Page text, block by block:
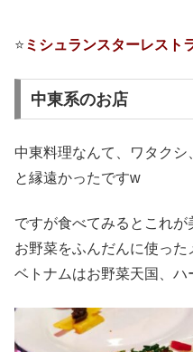
らずお受けしておりませぬ
⭐️ ミシュランスターレスト
中東系のお店
中東料理なんて、ワタク
と縁遠かったですw
ですが食べてみるとこれが
お野菜をふんだんに使っ
ベトナムはお野菜天国、ハ